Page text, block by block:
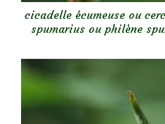
cicadelle écumeuse ou
spumarius ou philène